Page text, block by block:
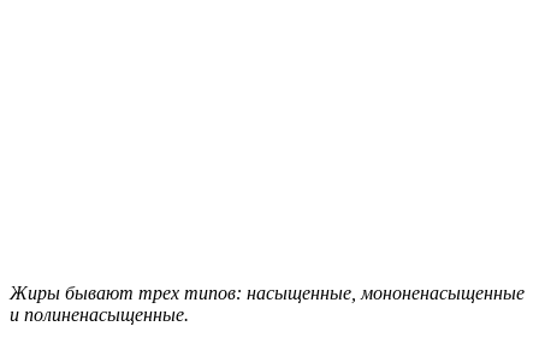
Жиры бывают трех типов: насыщенные, мононенасыщенные
и полиненасыщенные.